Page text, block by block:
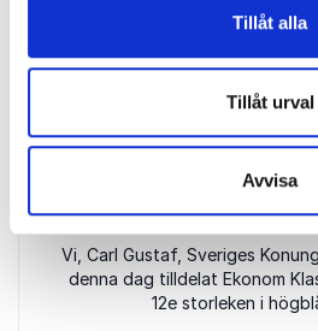
Tillåt alla
Tillåt urval
Avvisa
Eklund… Du kan tänka på
tjusigare versionen av
5av5
Vi, Carl Gustaf, Sveriges
denna dag tilldelat Ekonom
12e storleken i